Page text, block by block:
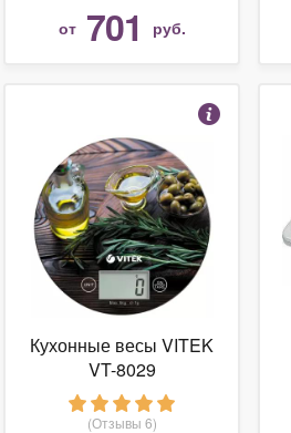
от 701 руб.
Кухонные весы VITEK
VT-8029
(Отзывы 6)